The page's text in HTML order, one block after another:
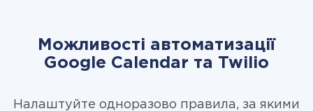
Можливості автоматизації
Google Calendar та Twilio
Налаштуйте одноразово правила, за якими